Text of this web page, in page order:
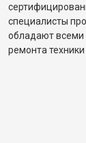
специалисты
обладают
ремонта